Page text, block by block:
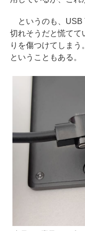
というのも、USB
切れそうだと慌てて
りを傷つけてしま
ということもある。